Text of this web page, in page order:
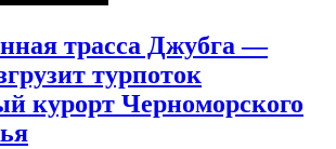
трасса Джубга —
турпоток
курорт Черноморского